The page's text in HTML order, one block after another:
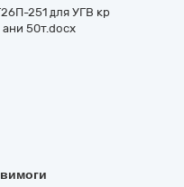
251 для УГВ кр
ани 50т.docx
вимоги